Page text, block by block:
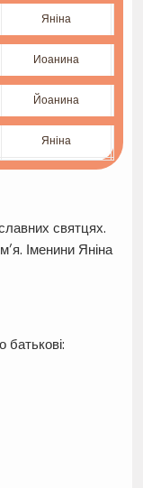
Яніна
Иоанина
Йоанина
Яніна
святцях.
Іменини Яніна
батькові: